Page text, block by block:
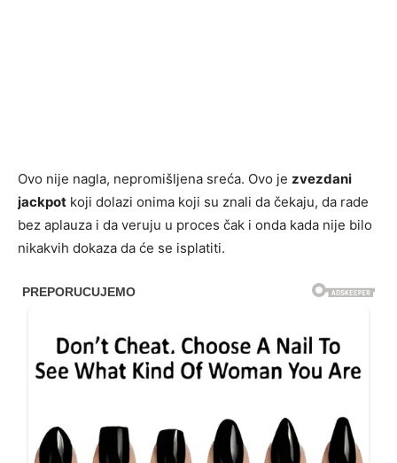
Ovo nije nagla, nepromišljena sreća. Ovo je zvezdani
jackpot koji dolazi onima koji su znali da čekaju, da rade
bez aplauza i da veruju u proces čak i onda kada nije bilo
nikakvih dokaza da će se isplatiti.